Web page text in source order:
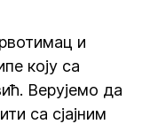
и
коју са
Верујемо да
са сјајним